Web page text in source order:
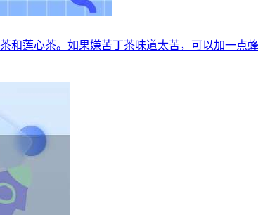
和莲心茶。如果嫌苦丁茶味道太苦，可以加一点